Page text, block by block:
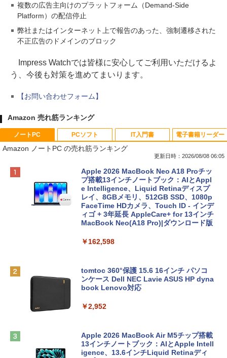
複数の広告主向けのプラットフォーム（Demand-Side
Platform）の配信停止
弊社またはインターネット上で報告のあった、強制遷移された
不正広告のドメインのブロック
Impress Watchでは皆様に安心してご利用いただけるよ
う、今後も対策を進めてまいります。
【お問い合わせフォーム】
Amazon 売れ筋ランキング
ノートPC
Amazon ノートPC の売れ筋ランキング
更新日時：2026/08/08 06:05
Apple 2026 MacBook Neo A18 Proチッ
プ搭載13インチノートブック：AIとAppl
e Intelligence、Liquid Retinaディスプ
レイ、8GBメモリ、512GB SSD、1080p
FaceTime HDカメラ、Touch ID - インデ
ィゴ + 3年延長 AppleCare+ for 13インチ
MacBook Neo(A18 Pro)|ダウンロード版
￥162,598
tomtoc 360°保護 15.6 16インチ パソコ
ンケース Dell NEC Lavie ASUS HP dyna
book Lenovo対応
￥2,952
Apple 2026 MacBook Air M5チップ搭載
13インチノートブック：AIとApple Intell
igence、13.6インチLiquid Retinaディ
PCソフト IT入門書 電子書籍リーダー